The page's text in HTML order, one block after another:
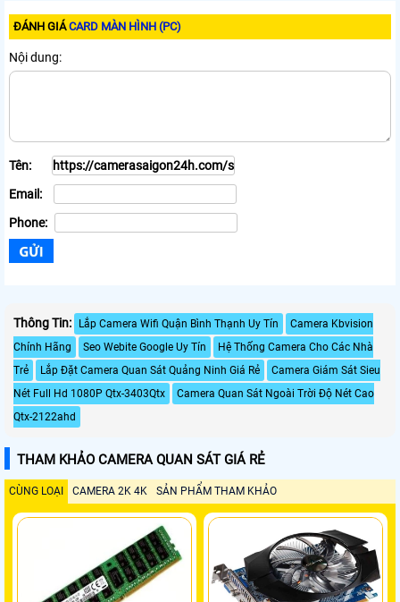
ĐÁNH GIÁCARD MÀN HÌNH (PC)
Nội dung:
Tên:
Email:
Phone:
Thông Tin: Lắp Camera Wifi Quận Bình Thạnh Uy Tín
Camera Kbvision
Chính Hãng
Seo Webite Google Uy Tín
Hệ Thống Camera Cho Các Nhà
Trẻ
Lắp Đặt Camera Quan Sát Quảng Ninh Giá Rẻ
Camera Giám Sát Sieu
Nét Full Hd 1080P Qtx-3403Qtx
Camera Quan Sát Ngoài Trời Độ Nét Cao
Qtx-2122ahd
THAM KHẢO CAMERA QUAN SÁT GIÁ RẺ
CÙNG LOẠI CAMERA 2K 4K SẢN PHẨM THAM KHẢO